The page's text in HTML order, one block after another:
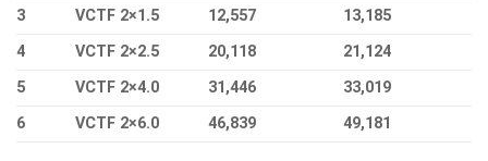
3
VCTF 2×1.5 12,557
13,185
4
VCTF 2×2.5 20,118
21,124
5
VCTF 2×4.0 31,446
33,019
6
VCTF 2×6.0 46,839 49,181